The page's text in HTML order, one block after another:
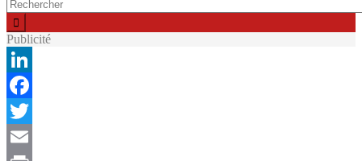
Publicité
LinkedIn
Facebook
Twitter